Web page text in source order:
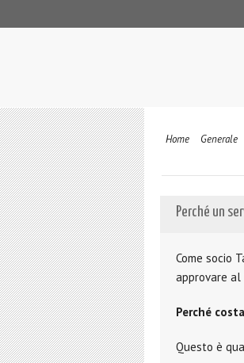
Home Generale
Perché un
Come socio
approvare al
Perché
Questo è